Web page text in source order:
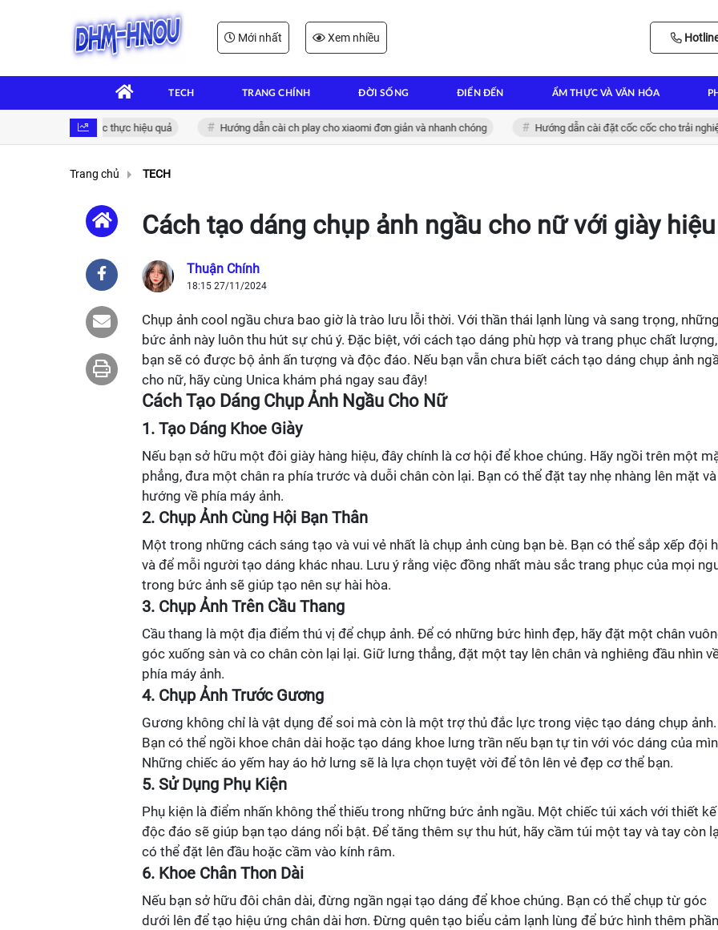
Mới nhất Xem nhiều
TECH TRANG CHÍNH ĐỜI SỐNG ĐIỂN ĐẾN ẨM THỰC VÀ VĂN HÓA
tử: Giải pháp xác thực hiệu quả Hướng dẫn cài ch play cho xiaomi đơn giản và nhanh chóng Hướng dẫn cài đặt cốc cốc cho trải nghiệm
Trang chủ TECH
Cách tạo dáng chụp ảnh ngầu cho nữ với giày hiệu
Thuận Chính
18:15 27/11/2024
Chụp ảnh cool ngầu chưa bao giờ là trào lưu lỗi thời. Với thần thái lạnh lùng và sang trọng, những
bức ảnh này luôn thu hút sự chú ý. Đặc biệt, với cách tạo dáng phù hợp và trang phục chất lượng,
bạn sẽ có được bộ ảnh ấn tượng và độc đáo. Nếu bạn vẫn chưa biết cách tạo dáng chụp ảnh
cho nữ, hãy cùng Unica khám phá ngay sau đây!
Cách Tạo Dáng Chụp Ảnh Ngầu Cho Nữ
1. Tạo Dáng Khoe Giày
Nếu bạn sở hữu một đôi giày hàng hiệu, đây chính là cơ hội để khoe chúng. Hãy ngồi trên một
phẳng, đưa một chân ra phía trước và duỗi chân còn lại. Bạn có thể đặt tay nhẹ nhàng lên mặt và
hướng về phía máy ảnh.
2. Chụp Ảnh Cùng Hội Bạn Thân
Một trong những cách sáng tạo và vui vẻ nhất là chụp ảnh cùng bạn bè. Bạn có thể sắp xếp đội
và để mỗi người tạo dáng khác nhau. Lưu ý rằng việc đồng nhất màu sắc trang phục của mọi
trong bức ảnh sẽ giúp tạo nên sự hài hòa.
3. Chụp Ảnh Trên Cầu Thang
Cầu thang là một địa điểm thú vị để chụp ảnh. Để có những bức hình đẹp, hãy đặt một chân
góc xuống sàn và co chân còn lại lại. Giữ lưng thẳng, đặt một tay lên chân và nghiêng đầu nhìn
phía máy ảnh.
4. Chụp Ảnh Trước Gương
Gương không chỉ là vật dụng để soi mà còn là một trợ thủ đắc lực trong việc tạo dáng chụp ảnh.
Bạn có thể ngồi khoe chân dài hoặc tạo dáng khoe lưng trần nếu bạn tự tin với vóc dáng của
Những chiếc áo yếm hay áo hở lưng sẽ là lựa chọn tuyệt vời để tôn lên vẻ đẹp cơ thể bạn.
5. Sử Dụng Phụ Kiện
Phụ kiện là điểm nhấn không thể thiếu trong những bức ảnh ngầu. Một chiếc túi xách với thiết kế
độc đáo sẽ giúp bạn tạo dáng nổi bật. Để tăng thêm sự thu hút, hãy cầm túi một tay và tay còn
có thể đặt lên đầu hoặc cầm vào kính râm.
6. Khoe Chân Thon Dài
Nếu bạn sở hữu đôi chân dài, đừng ngần ngại tạo dáng để khoe chúng. Bạn có thể chụp từ góc
dưới lên để tạo hiệu ứng chân dài hơn. Đừng quên tạo biểu cảm lạnh lùng để bức hình thêm phần